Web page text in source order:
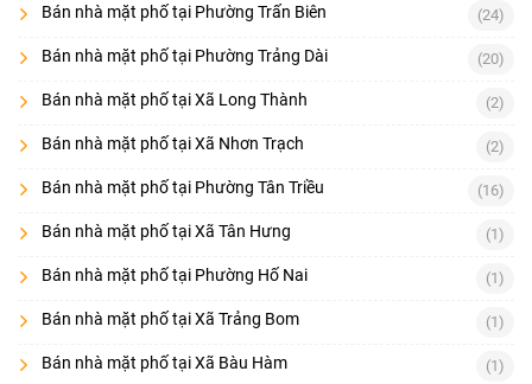
Bán nhà mặt phố tại Phường Trấn Biên (24)
Bán nhà mặt phố tại Phường Trảng Dài (20)
Bán nhà mặt phố tại Xã Long Thành (2)
Bán nhà mặt phố tại Xã Nhơn Trạch (2)
Bán nhà mặt phố tại Phường Tân Triều (16)
Bán nhà mặt phố tại Xã Tân Hưng (1)
Bán nhà mặt phố tại Phường Hố Nai (1)
Bán nhà mặt phố tại Xã Trảng Bom (1)
Bán nhà mặt phố tại Xã Bàu Hàm (1)